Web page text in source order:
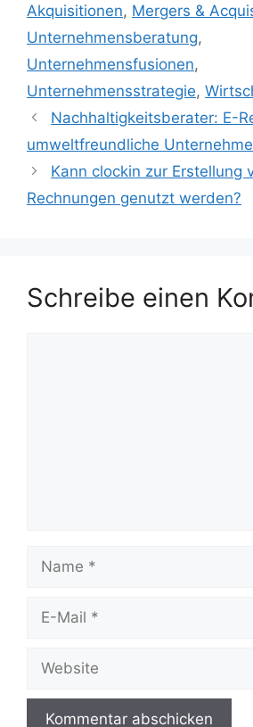
Akquisitionen, Mergers &
Unternehmensberatung,
Unternehmensfusionen,
Unternehmensstrategie,
Nachhaltigkeitsberater: E-
umweltfreundliche
Kann clockin zur Erstellung
Rechnungen genutzt werden?
Schreibe einen
Mail